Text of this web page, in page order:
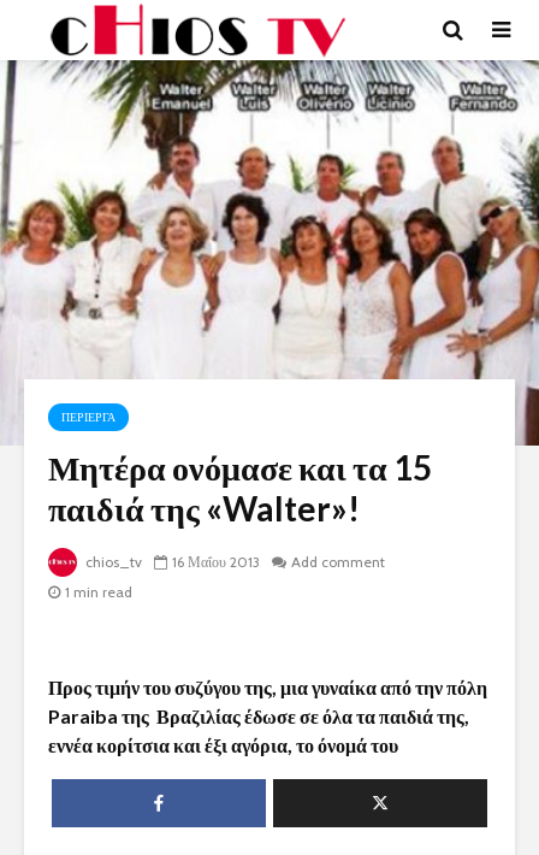
ΠΕΡΙΕΡΓΑ
Μητέρα ονόμασε και τα 15
παιδιά της «Walter»!
chios_tv 16 Μαΐου 2013
Add comment
1 min read
Προς τιμήν του συζύγου της, μια γυναίκα από την πόλη
Paraiba της Βραζιλίας έδωσε σε όλα τα παιδιά της,
εννέα κορίτσια και έξι αγόρια, το όνομά του